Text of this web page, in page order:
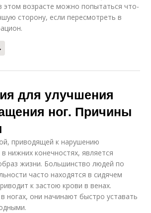
этом возрасте можно попытаться что-
сторону, если пересмотреть в
для улучшения
ног. Причины
приводящей к нарушению
нижних конечностях, является
жизни. Большинство людей по
часто находятся в сидячем
к застою крови в венах.
ногах, они начинают быстро уставать